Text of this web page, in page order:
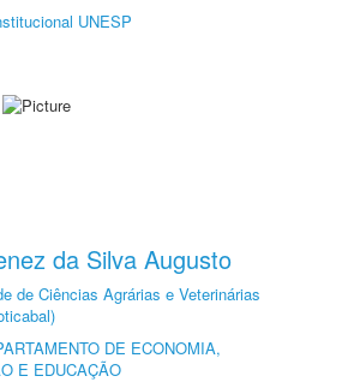
UNESP
da Silva Augusto
de Ciências Agrárias e Veterinárias
DE ECONOMIA,
E EDUCAÇÃO